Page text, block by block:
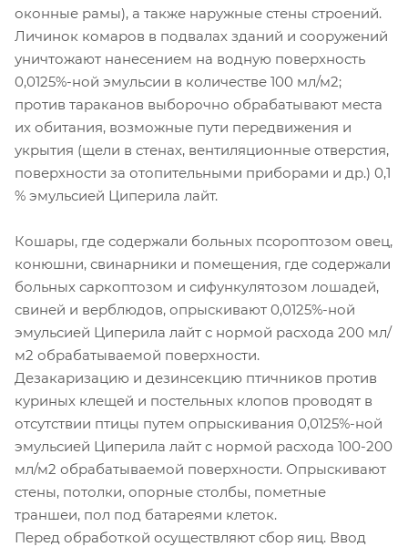
оконные рамы), а также наружные стены строений.
Личинок комаров в подвалах зданий и сооружений
уничтожают нанесением на водную поверхность
0,0125%-ной эмульсии в количестве 100 мл/м2;
против тараканов выборочно обрабатывают места
их обитания, возможные пути передвижения и
укрытия (щели в стенах, вентиляционные отверстия,
поверхности за отопительными приборами и др.) 0,1
% эмульсией Циперила лайт.
Кошары, где содержали больных псороптозом овец,
конюшни, свинарники и помещения, где содержали
больных саркоптозом и сифункулятозом лошадей,
свиней и верблюдов, опрыскивают 0,0125%-ной
эмульсией Циперила лайт с нормой расхода 200 мл/
м2 обрабатываемой поверхности.
Дезакаризацию и дезинсекцию птичников против
куриных клещей и постельных клопов проводят в
отсутствии птицы путем опрыскивания 0,0125%-ной
эмульсией Циперила лайт с нормой расхода 100-200
мл/м2 обрабатываемой поверхности. Опрыскивают
стены, потолки, опорные столбы, пометные
траншеи, пол под батареями клеток.
Перед обработкой осуществляют сбор яиц. Ввод